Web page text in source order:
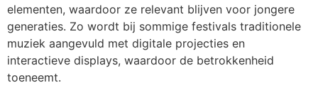
elementen, waardoor ze relevant blijven voor jongere
generaties. Zo wordt bij sommige festivals traditionele
muziek aangevuld met digitale projecties en
interactieve displays, waardoor de betrokkenheid
toeneemt.